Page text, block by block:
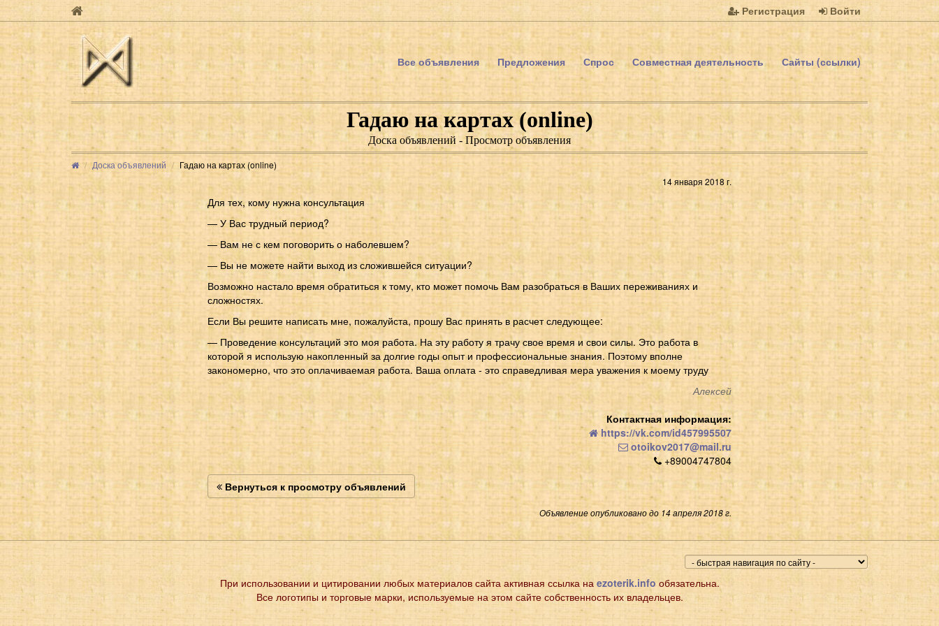
Регистрация Войти
Все объявления Предложения Спрос Совместная деятельность Сайты (ссылки)
Гадаю на картах (online)
Доска объявлений - Просмотр объявления
Доска объявлений
Гадаю на картах (online)
14 января 2018 г.
Для тех, кому нужна консультация
— У Вас трудный период?
— Вам не с кем поговорить о наболевшем?
— Вы не можете найти выход из сложившейся ситуации?
Возможно настало время обратиться к тому, кто может помочь Вам разобраться в Ваших переживаниях и
сложностях.
Если Вы решите написать мне, пожалуйста, прошу Вас принять в расчет следующее:
— Проведение консультаций это моя работа. На эту работу я трачу свое время и свои силы. Это работа в
которой я использую накопленный за долгие годы опыт и профессиональные знания. Поэтому вполне
закономерно, что это оплачиваемая работа. Ваша оплата - это справедливая мера уважения к моему труду
Алексей
Контактная информация:
https://vk.com/id457995507
otoikov2017@mail.ru
+89004747804
Вернуться к просмотру объявлений
Объявление опубликовано до 14 апреля 2018 г.
При использовании и цитировании любых материалов сайта активная ссылка на ezoterik.info обязательна.
Все логотипы и торговые марки, используемые на этом сайте собственность их владельцев.